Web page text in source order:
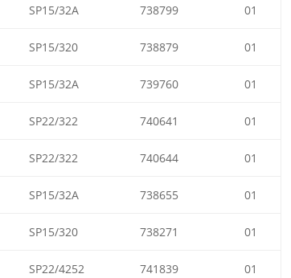
SP15/32A 738799 01
SP15/320 738879 01
SP15/32A 739760 01
SP22/322 740641 01
SP22/322 740644 01
SP15/32A 738655 01
SP15/320 738271 01
SP22/4252 741839 01